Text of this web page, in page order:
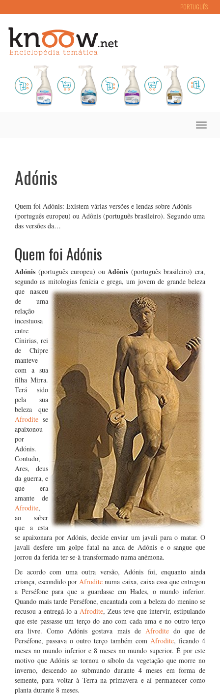
PORTUGUÊS
Toggle
Adónis
Quem foi Adónis: Existem várias versões e lendas sobre Adónis
(português europeu) ou Adônis (português brasileiro). Segundo uma
das versões da…
Quem foi Adónis
Adónis (português europeu) ouAdônis (português brasileiro) era,
segundo as mitologias fenícia e grega, um jovem de grande beleza
que nasceu
de uma
relação
incestuosa
entre
Cínirias, rei
de Chipre
manteve
com a sua
filha Mirra.
Terá sido
pela sua
beleza que
Afrodite se
apaixonou
por
Adónis.
Contudo,
Ares, deus
da guerra, e
que era
amante de
Afrodite,
ao saber
que a esta
se apaixonara por Adónis, decide enviar um javali para o matar. O
javali desfere um golpe fatal na anca de Adónis e o sangue que
jorrou da ferida ter-se-à transformado numa anémona.
De acordo com uma outra versão, Adónis foi, enquanto ainda
criança, escondido porAfrodite numa caixa, caixa essa que entregou
a Perséfone para que a guardasse em Hades, o mundo inferior.
Quando mais tarde Perséfone, encantada com a beleza do menino se
recusou a entregá-lo a Afrodite, Zeus teve que intervir, estipulando
que este passasse um terço do ano com cada uma e no outro terço
era livre. Como Adónis gostava mais de Afroditedo que de
Perséfone, passava o outro terço também com Afrodite, ficando 4
meses no mundo inferior e 8 meses no mundo superior. É por este
motivo que Adónis se tornou o síbolo da vegetação que morre no
inverno, descendo ao submundo durante 4 meses em forma de
semente, para voltar à Terra na primavera e aí permanecer como
planta durante 8 meses.